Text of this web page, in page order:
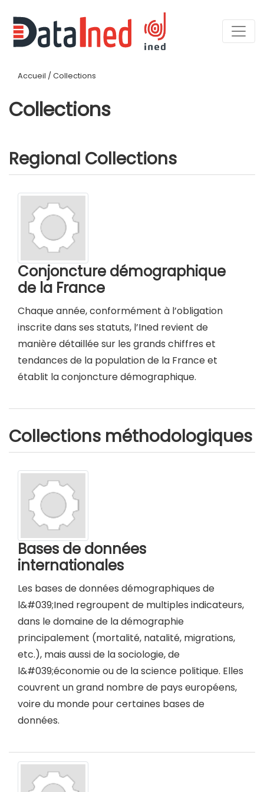
Accueil / Collections
Collections
Regional Collections
Conjoncture démographique
de la France
Chaque année, conformément à l’obligation
inscrite dans ses statuts, l’Ined revient de
manière détaillée sur les grands chiffres et
tendances de la population de la France et
établit la conjoncture démographique.
Collections méthodologiques
Bases de données
internationales
Les bases de données démographiques de
l&#039;Ined regroupent de multiples indicateurs,
dans le domaine de la démographie
principalement (mortalité, natalité, migrations,
etc.), mais aussi de la sociologie, de
l&#039;économie ou de la science politique. Elles
couvrent un grand nombre de pays européens,
voire du monde pour certaines bases de
données.